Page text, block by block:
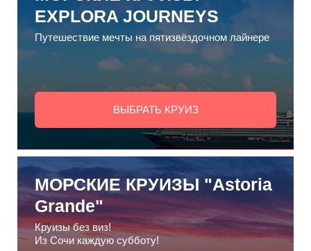
EXPLORA JOURNEYS
Путешествие мечты на пятизвёздочном лайнере
ВЫБРАТЬ КРУИЗ
МОРСКИЕ КРУИЗЫ "Astoria
Grande"
Круизы без виз!
Из Сочи каждую субботу!